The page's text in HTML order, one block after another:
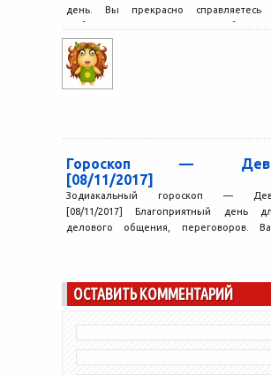
день. Вы прекрасно справляетесь
любыми делами, за которые
быстро решаете сложные...
Гороскоп —
[08/11/2017]
Зодиакальный гороскоп —
[08/11/2017] Благоприятный день
делового общения, переговоров.
ОСТАВИТЬ КОММЕНТАРИЙ